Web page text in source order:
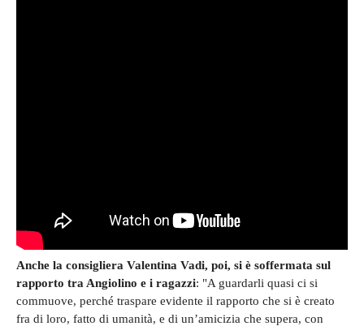
Anche la consigliera Valentina Vadi, poi, si è soffermata sul
rapporto tra Angiolino e i ragazzi: "A guardarli quasi ci si
commuove, perché traspare evidente il rapporto che si è creato
fra di loro, fatto di umanità, e di un’amicizia che supera, con